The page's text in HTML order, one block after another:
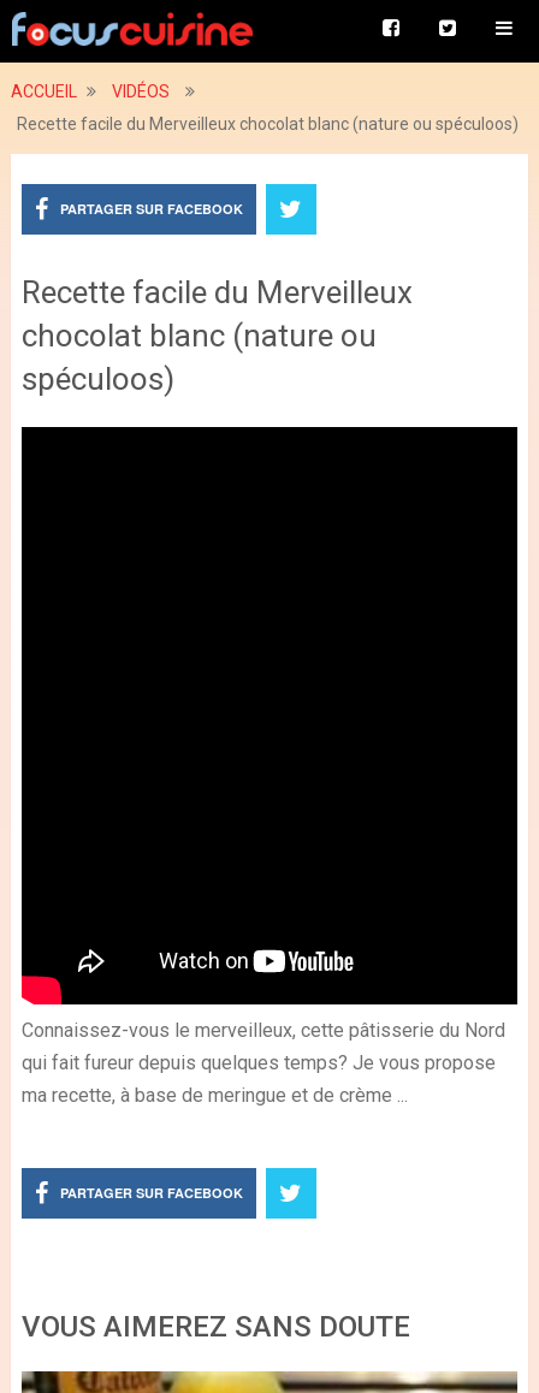
ACCUEIL
VIDÉOS
Recette facile du Merveilleux chocolat blanc (nature ou spéculoos)
PARTAGER SUR FACEBOOK
Recette facile du Merveilleux
chocolat blanc (nature ou
spéculoos)
Connaissez-vous le merveilleux, cette pâtisserie du Nord
qui fait fureur depuis quelques temps? Je vous propose
ma recette, à base de meringue et de crème ...
PARTAGER SUR FACEBOOK
VOUS AIMEREZ SANS DOUTE